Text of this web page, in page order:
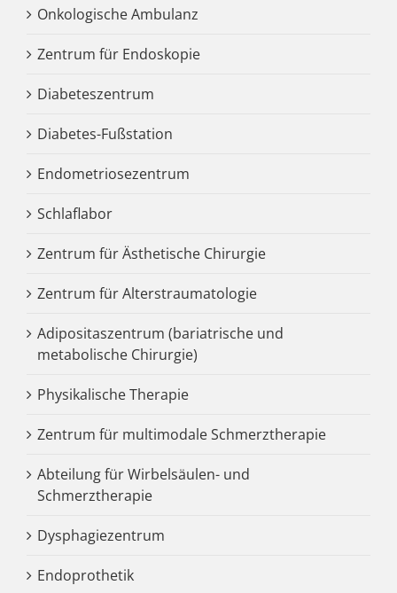
Onkologische Ambulanz
Zentrum für Endoskopie
Diabeteszentrum
Diabetes-Fußstation
Endometriosezentrum
Schlaflabor
Zentrum für Ästhetische Chirurgie
Zentrum für Alterstraumatologie
Adipositaszentrum (bariatrische und
metabolische Chirurgie)
Physikalische Therapie
Zentrum für multimodale Schmerztherapie
Abteilung für Wirbelsäulen- und
Schmerztherapie
Dysphagiezentrum
Endoprothetik